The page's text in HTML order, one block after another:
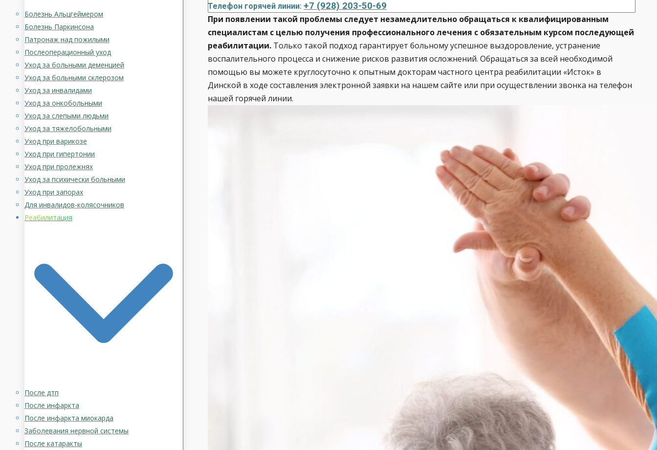
Телефон горячей линии: +7 (928) 203-50-69
При появлении такой проблемы следует незамедлительно обращаться к квалифицированным
специалистам с целью получения профессионального лечения с обязательным курсом последующей
реабилитации. Только такой подход гарантирует больному успешное выздоровление, устранение
воспалительного процесса и снижение рисков развития осложнений. Обращаться за всей необходимой
помощью вы можете круглосуточно к опытным докторам частного центра реабилитации «Исток» в
Динской в ходе составления электронной заявки на нашем сайте или при осуществлении звонка на телефон
нашей горячей линии.
Болезнь Альцгеймером
Болезнь Паркинсона
Патронаж над пожилыми
Послеоперационный уход
Уход за больными деменцией
Уход за больными склерозом
Уход за инвалидами
Уход за онкобольными
Уход за слепыми людьми
Уход за тяжелобольными
Уход при варикозе
Уход при гипертонии
Уход при пролежнях
Уход за психически больными
Уход при запорах
Для инвалидов-колясочников
Реабилитация
После дтп
После инфаркта
После инфаркта миокарда
Заболевания нервной системы
После катаракты